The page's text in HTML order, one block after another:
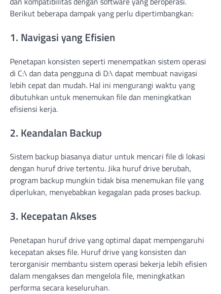
Berikut beberapa dampak yang perlu dipertimbangkan:
1. Navigasi yang Efisien
Penetapan konsisten seperti menempatkan sistem operasi
di C:\ dan data pengguna di D:\ dapat membuat navigasi
lebih cepat dan mudah. Hal ini mengurangi waktu yang
dibutuhkan untuk menemukan file dan meningkatkan
efisiensi kerja.
2. Keandalan Backup
Sistem backup biasanya diatur untuk mencari file di lokasi
dengan huruf drive tertentu. Jika huruf drive berubah,
program backup mungkin tidak bisa menemukan file yang
diperlukan, menyebabkan kegagalan pada proses backup.
3. Kecepatan Akses
Penetapan huruf drive yang optimal dapat mempengaruhi
kecepatan akses file. Huruf drive yang konsisten dan
terorganisir membantu sistem operasi bekerja lebih efisien
dalam mengakses dan mengelola file, meningkatkan
performa secara keseluruhan.